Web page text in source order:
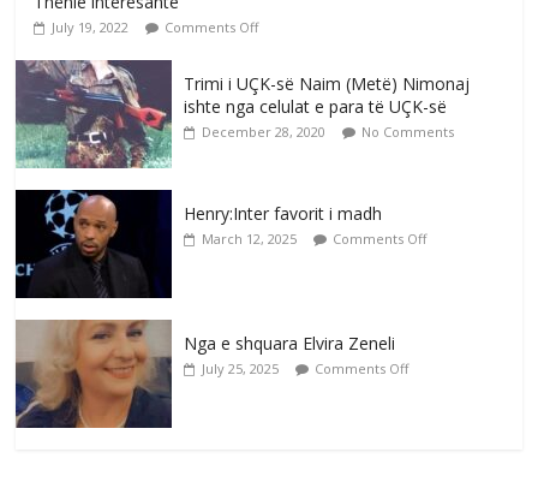
July 19, 2022 Comments Off
Trimi i UÇK-së Naim (Metë) Nimonaj
ishte nga celulat e para të UÇK-së
December 28, 2020 No Comments
Henry:Inter favorit i madh
March 12, 2025 Comments Off
Nga e shquara Elvira Zeneli
July 25, 2025 Comments Off